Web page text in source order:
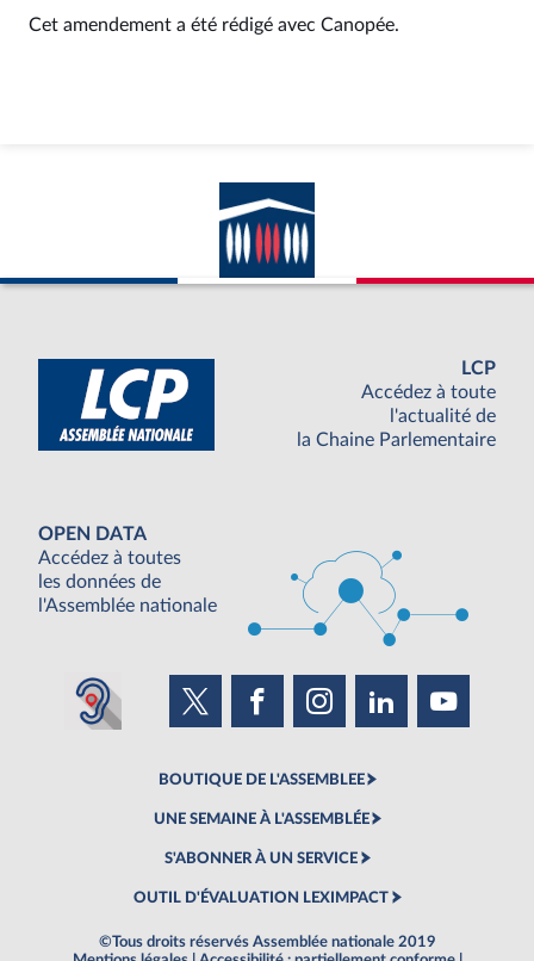
Cet amendement a été rédigé avec Canopée.
LCP
Accédez à toute
l'actualité de
la Chaine Parlementaire
OPEN DATA
Accédez à toutes
les données de
l'Assemblée nationale
BOUTIQUE DE L'ASSEMBLEE
UNE SEMAINE À L'ASSEMBLÉE
S'ABONNER À UN SERVICE
OUTIL D'ÉVALUATION LEXIMPACT
©Tous droits réservés Assemblée nationale 2019